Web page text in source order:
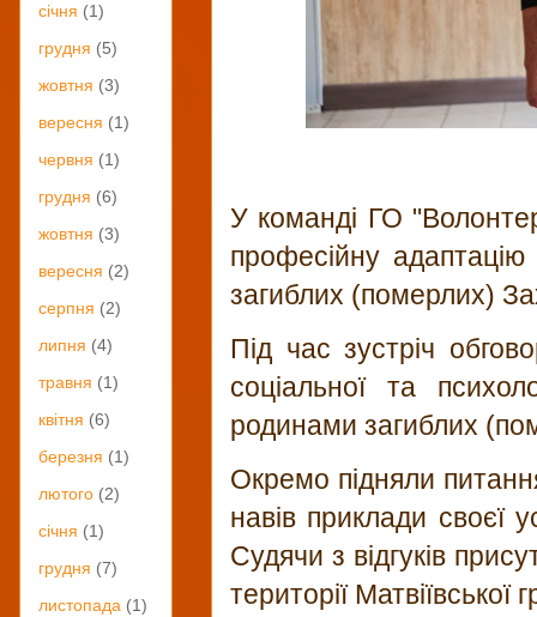
У команді ГО
професійну адаптацію
загиблих (померлих)
Під час зустріч
соціальної та
родинами загиблих
Окремо підняли
навів приклади своєї
Судячи з відгуків
території Матвіївської
січня (1)
грудня (5)
жовтня (3)
вересня (1)
червня (1)
грудня (6)
жовтня (3)
вересня (2)
серпня (2)
липня (4)
травня (1)
квітня (6)
березня (1)
лютого (2)
січня (1)
грудня (7)
листопада (1)